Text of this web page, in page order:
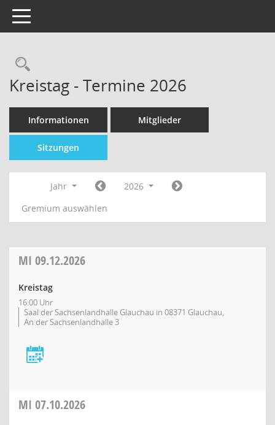
Toggle navigation
Kreistag - Termine 2026
Informationen Mitglieder
Sitzungen
Jahr
2026
Gremium auswählen
MI 09.12.2026
Kreistag
16:00 Uhr
Saal der Sachsenlandhalle Glauchau in 08371 Glauchau,
An der Sachsenlandhalle 3
MI 07.10.2026